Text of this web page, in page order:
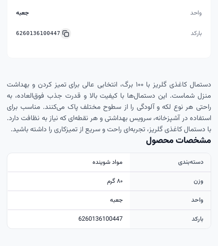
واحد
جعبه
بارکد 6260136100447
دستمال کاغذی گلریز با ۱۰۰ برگ، انتخابی عالی برای تمیز کردن و بهداشت
منزل شماست. این دستمال‌ها با کیفیت بالا و قدرت جذب فوق‌العاده، به
راحتی هر نوع لکه و آلودگی را از سطوح مختلف پاک می‌کنند. مناسب برای
استفاده در آشپزخانه، سرویس بهداشتی و هر نقطه‌ای که نیاز به نظافت دارد.
با دستمال کاغذی گلریز، تجربه‌ای راحت و سریع از تمیزکاری را داشته باشید.
مشخصات محصول
دسته‌بندی
مواد شوینده
وزن
۸۰ گرم
واحد
جعبه
بارکد
6260136100447